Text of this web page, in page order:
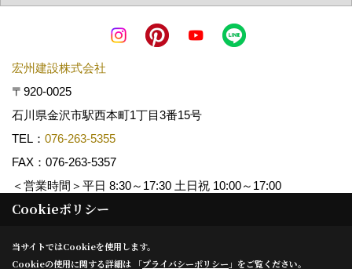
宏州建設株式会社
〒920-0025
石川県金沢市駅西本町1丁目3番15号
TEL： 076-263-5355
FAX：076-263-5357
＜営業時間＞平日 8:30～17:30 土日祝 10:00～17:00
Copyright (c) KOSHUKENSETSU. All Rights Reserved.
Produced byゴデスクリエイト
Cookieポリシー
当サイトではCookieを使用します。
Cookieの使用に関する詳細は 「プライバシーポリシー 」をご覧ください。